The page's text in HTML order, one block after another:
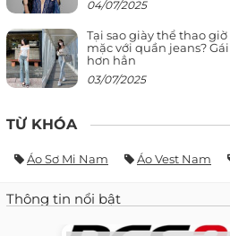
04/07/2025
Tại sao giày thể thao
mặc với quần jeans?
hơn hẳn
03/07/2025
TỪ KHÓA
Áo Sơ Mi Nam Áo Vest Nam
Thông tin nổi bật